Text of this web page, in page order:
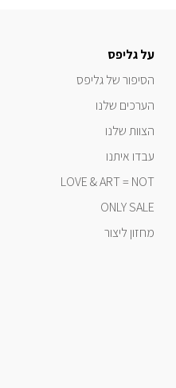
על גליפס
הסיפור של גליפס
הערכים שלנו
הצוות שלנו
עבדו איתנו
LOVE & ART = NOT
ONLY SALE
מחזון ליצור